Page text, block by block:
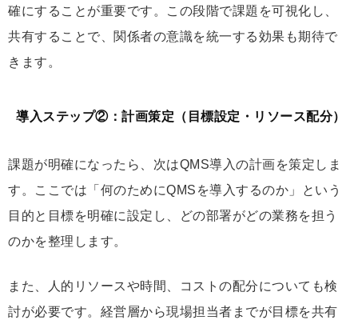
確にすることが重要です。この段階で課題を可視化し、
共有することで、関係者の意識を統一する効果も期待で
きます。
導入ステップ②：計画策定（目標設定・リソース配分）
課題が明確になったら、次はQMS導入の計画を策定しま
す。ここでは「何のためにQMSを導入するのか」という
目的と目標を明確に設定し、どの部署がどの業務を担う
のかを整理します。
また、人的リソースや時間、コストの配分についても検
討が必要です。経営層から現場担当者までが目標を共有